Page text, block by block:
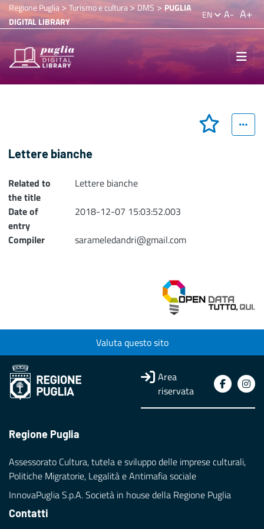
Regione Puglia> Turismo e cultura>DMS > PUGLIA
DIGITAL LIBRARY
EN A- A+
Lettere bianche
Related to
the title
Lettere bianche
Date of
entry
2018-12-07 15:03:52.003
Compiler
sarameledandri@gmail.com
Valuta questo sito
Area
riservata
Regione Puglia
Assessorato Cultura, tutela e sviluppo delle imprese culturali,
Politiche Migratorie, Legalità e Antimafia sociale
InnovaPuglia S.p.A. Società in house della Regione Puglia
Contatti